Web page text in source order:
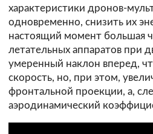
характеристики дронов-
одновременно, снизить их
настоящий момент большая
летательных аппаратов при
умеренный наклон вперед,
скорость, но, при этом,
фронтальной проекции, а,
аэродинамический